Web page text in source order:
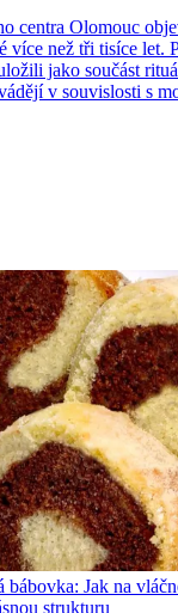
centra Olomouc
více než tři tisíce let.
jako součást
v souvislosti s
Jak na
strukturu